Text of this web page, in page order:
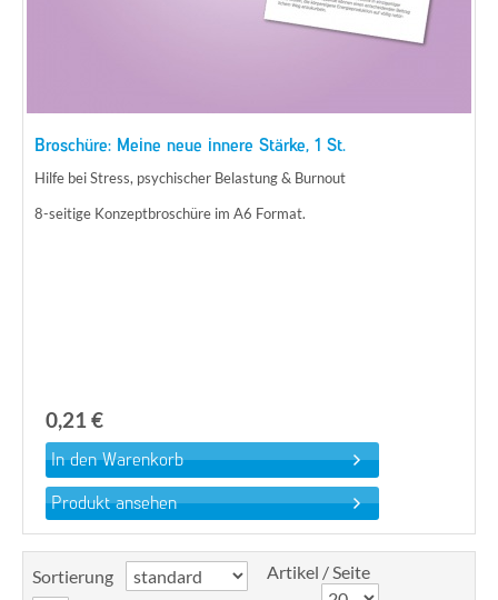
Broschüre: Meine neue innere Stärke, 1 St.
Hilfe bei Stress, psychischer Belastung & Burnout
8-seitige Konzeptbroschüre im A6 Format.
0,21 €
Produkt ansehen
Sortierung Artikel / Seite